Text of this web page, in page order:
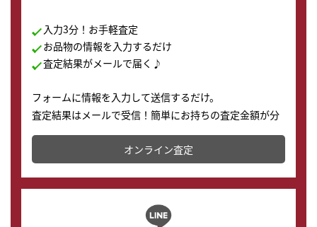
入力3分！お手軽査定
お品物の情報を入力するだけ
査定結果がメールで届く♪
フォームに情報を入力して送信するだけ。
査定結果はメールで受信！簡単にお持ちの査定金額が分
かります。
オンライン査定